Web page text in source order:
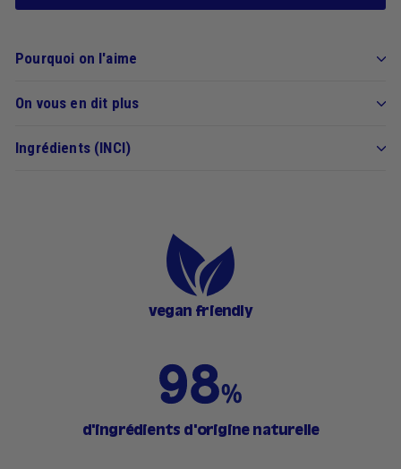
Pourquoi on l'aime
On vous en dit plus
Ingrédients (INCI)
vegan friendly
d'ingrédients d'origine naturelle